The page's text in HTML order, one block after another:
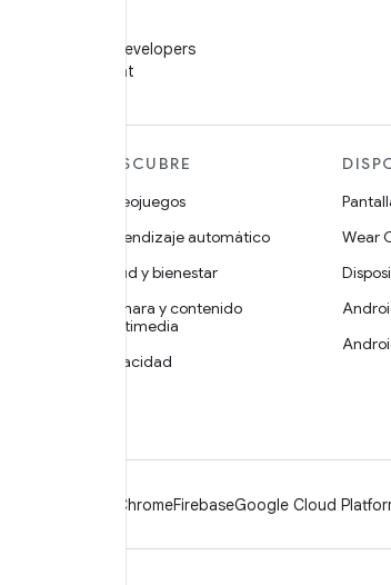
Sigue a Android Developers
en WeChat
DESCUBRE
Videojuegos
Aprendizaje automático
Salud y bienestar
Cámara y contenido
multimedia
Privacidad
Wear
ChromeFirebaseGoogle Cloud